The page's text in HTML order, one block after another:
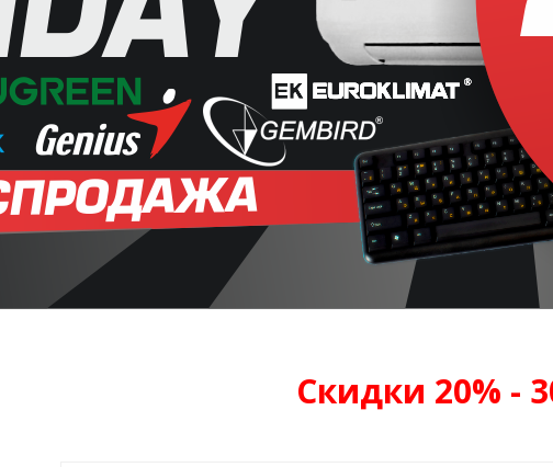
Скидки 20% -